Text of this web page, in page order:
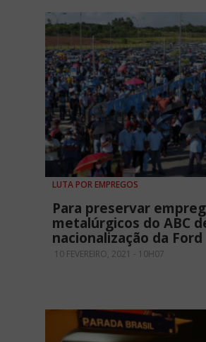
LUTA POR EMPREGOS
Para preservar
metalúrgicos do ABC
nacionalização da Ford
10 FEVEREIRO, 2021 - 10H07